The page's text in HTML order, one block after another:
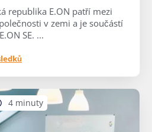
republika E.ON patří mezi
v zemi a je součástí
SE. ...
4 minuty